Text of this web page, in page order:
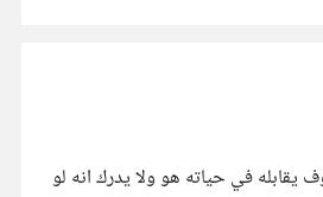
في حياته هو ولا يدرك انه لو